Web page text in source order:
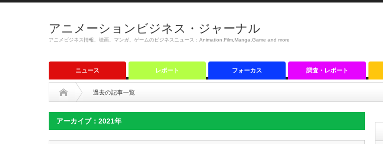
アニメーションビジネス・ジャーナル
アニメビジネス情報、映画、マンガ、ゲームのビジネスニュース：Animation,Film,Manga,Game and more
ニュース レポート フォーカス 調査・レポート
過去の記事一覧
アーカイブ：2021年